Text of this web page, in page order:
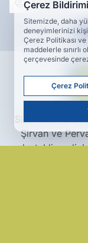
YAZARLAR
Siirt haberleri,
Şirvan ve
destekli
Çerez Bildirimi
Sitemizde, daha
deneyimlerinizi
Çerez Politikası
maddelerle
çerçevesinde
Çerez